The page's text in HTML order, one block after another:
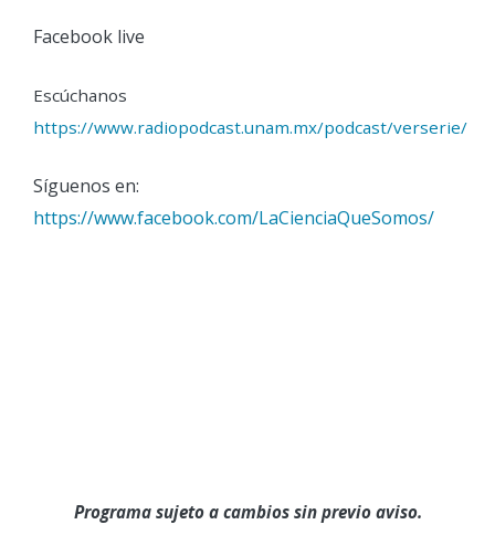
Facebook live
Escúchanos
https://www.radiopodcast.unam.mx/podcast/verserie/
Síguenos en:
https://www.facebook.com/LaCienciaQueSomos/
Programa sujeto a cambios sin previo aviso.